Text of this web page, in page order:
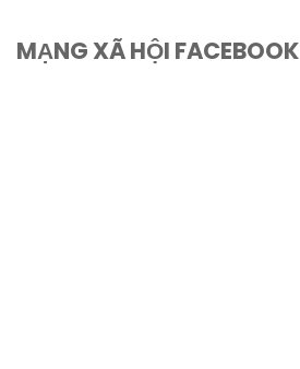
MẠNG XÃ HỘI FACEBOOK